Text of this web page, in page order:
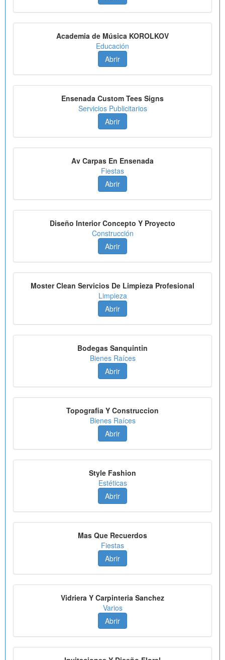
Academia de Música KOROLKOV
Educación
Abrir
Ensenada Custom Tees Signs
Servicios Publicitarios
Abrir
Av Carpas En Ensenada
Fiestas
Abrir
Diseño Interior Concepto Y Proyecto
Construcción
Abrir
Moster Clean Servicios De Limpieza Profesional
Limpieza
Abrir
Bodegas Sanquintin
Bienes Raíces
Abrir
Topografia Y Construccion
Bienes Raíces
Abrir
Style Fashion
Estéticas
Abrir
Mas Que Recuerdos
Fiestas
Abrir
Vidriera Y Carpinteria Sanchez
Varios
Abrir